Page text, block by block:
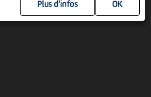
Plus d'infos